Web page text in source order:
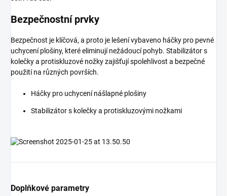
Bezpečnostní prvky
Bezpečnost je klíčová, a proto je lešení vybaveno háčky pro pevné
uchycení plošiny, které eliminují nežádoucí pohyb. Stabilizátor s
kolečky a protiskluzové nožky zajišťují spolehlivost a bezpečné
použití na různých površích.
Háčky pro uchycení nášlapné plošiny
Stabilizátor s kolečky a protiskluzovými nožkami
Doplňkové parametry